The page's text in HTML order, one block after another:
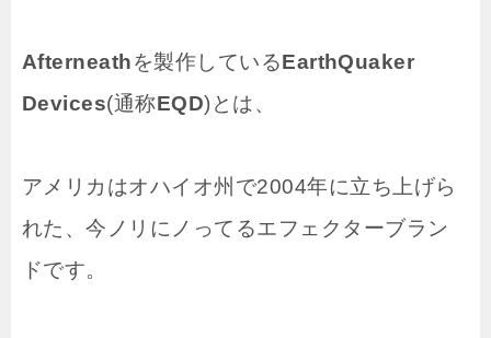
Afterneathを製作しているEarthQuaker
Devices(通称EQD)とは、
アメリカはオハイオ州で2004年に立ち上げら
れた、今ノリにノってるエフェクターブラン
ドです。